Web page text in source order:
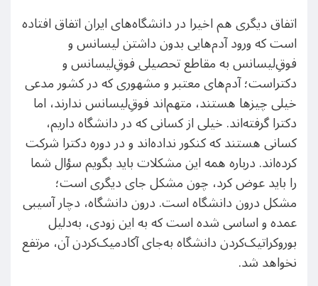
اتفاق دیگری هم اخیرا در دانشگاه‌های ایران اتفاق افتاده
است که ورود آدم‌هایی بدون داشتن لیسانس و
فوق‌ِلیسانس به مقاطع تحصیلی فوق‌ِلیسانس و
دکتراست؛ آدم‌های معتبر و مشهوری که در کشور مدعی
خیلی چیزها هستند، متهم‌اند فوق‌ِلیسانس ندارند، اما
دکترا گرفته‌اند. خیلی از کسانی که در دانشگاه داریم،
کسانی هستند که کنکور نداده‌اند و در دوره دکترا شرکت
کرده‌اند. درباره همه این مشکلات باید بگویم سؤال شما
را باید عوض کرد، چون مشکل جای دیگری است؛
مشکل درون دانشگاه است. درون دانشگاه، دچار آسیبی
عمده و اساسی شده است که به این زودی، به‌دلیل
بوروکراتیک‌کردن دانشگاه به‌جای آکادمیک‌کردن آن، مرتفع
نخواهد شد.